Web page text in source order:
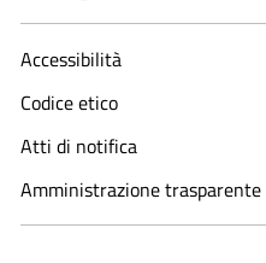
Accessibilità
Codice etico
Atti di notifica
Amministrazione trasparente